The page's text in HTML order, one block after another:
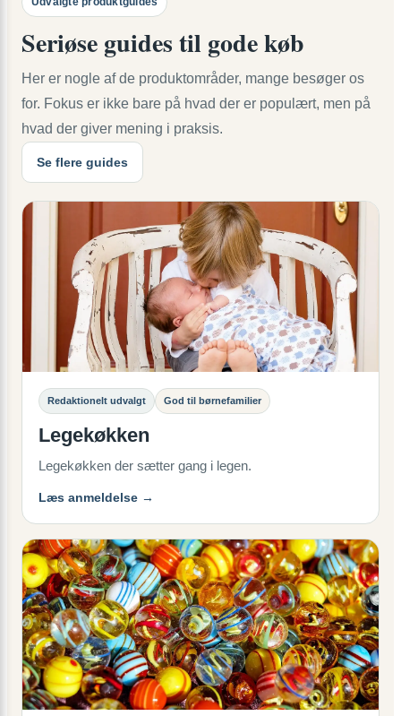
Seriøse guides til gode køb
Her er nogle af de produktområder, mange besøger os
for. Fokus er ikke bare på hvad der er populært, men på
hvad der giver mening i praksis.
Se flere guides
Redaktionelt udvalgt God til børnefamilier
Legekøkken
Legekøkken der sætter gang i legen.
Læs anmeldelse →